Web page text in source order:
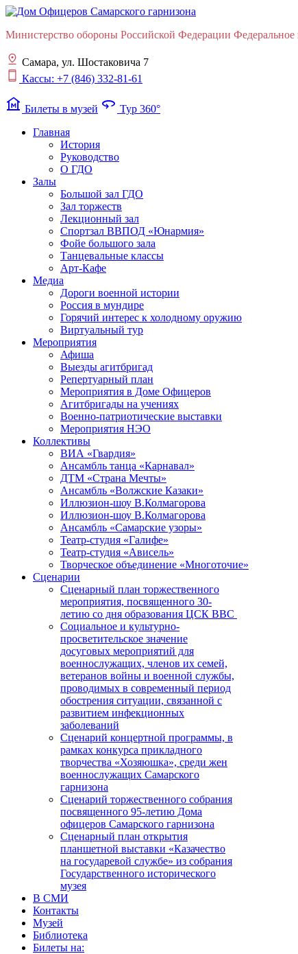
Министерство обороны Российской Федерации
Самара, ул. Шостаковича 7
Кассы: +7 (846) 332-81-61
museum Билеты в музей 360 Тур 360°
Главная
История
Руководство
О ГДО
Залы
Большой зал ГДО
Зал торжеств
Лекционный зал
Cпортзал ВВПОД «Юнармия»
Фойе большого зала
Танцевальные классы
Арт-Кафе
Медиа
Дороги военной истории
Россия в мундире
Горячий интерес к холодному оружию
Виртуальный тур
Мероприятия
Афиша
Выезды агитбригад
Репертуарный план
Мероприятия в Доме Офицеров
Агитбригады на учениях
Военно-патриотические выставки
Мероприятия НЭО
Коллективы
ВИА «Гвардия»
Ансамбль танца «Карнавал»
ДТМ «Страна Мечты»
Ансамбль «Волжские Казаки»
Иллюзион-шоу В.Колмагорова
Иллюзион-шоу В.Колмагорова
Ансамбль «Самарские узоры»
Театр-студия «Галифе»
Театр-студия «Ависель»
Творческое объединение «Многоточие»
Сценарии
Сценарный план торжественного
мероприятия, посвященного 30-
летию со дня образования ЦСК ВВС
Социальное и культурно-
просветительское значение
досуговых мероприятий для
военнослужащих, членов их семей,
ветеранов войны и военной службы,
проводимых в современный период
обострения ситуации, связанной с
развитием инфекционных
заболеваний
Сценарий концертной программы, в
рамках конкурса прикладного
творчества «Хозяюшка», среди жен
военнослужащих Самарского
гарнизона
Сценарий торжественного собрания
посвященного 95-летию Дома
офицеров Самарского гарнизона
Сценарный план открытия
планшетной выставки «Казачество
на государевой службе» из собрания
Государственного исторического
музея
В СМИ
Контакты
Музей
Библиотека
Билеты на: